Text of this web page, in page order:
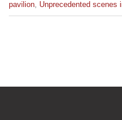
pavilion Unprecedented scenes